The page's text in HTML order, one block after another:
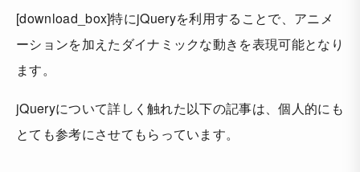
[download_box]特にjQueryを利用することで、アニメ
ーションを加えたダイナミックな動きを表現可能となり
ます。
jQueryについて詳しく触れた以下の記事は、個人的にも
とても参考にさせてもらっています。